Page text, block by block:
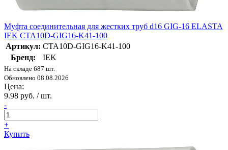
Муфта соединительная для жестких труб d16 GIG-16 ELASTA
IEK CTA10D-GIG16-K41-100
Артикул: CTA10D-GIG16-K41-100
Бренд:
IEK
На складе 687 шт.
Обновлено 08.08.2026
Цена:
9.98 руб. / шт.
-
+
Купить